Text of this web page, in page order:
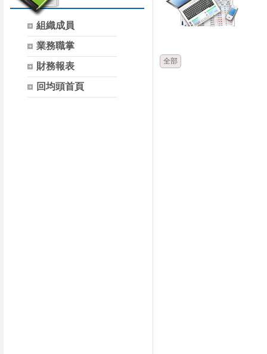
組織成員
業務職掌
財務報表
回均頭首頁
全部